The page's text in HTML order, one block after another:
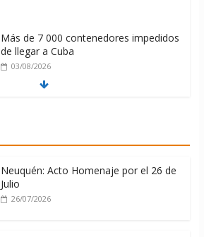
Más de 7 000 contenedores impedidos
de llegar a Cuba
03/08/2026
04/08/2026
Neuquén: Acto Homenaje por el 26 de
Julio
26/07/2026